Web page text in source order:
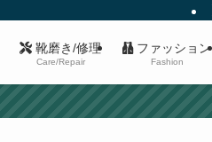
靴磨き/修理
Care/Repair
ファッション
Fashion